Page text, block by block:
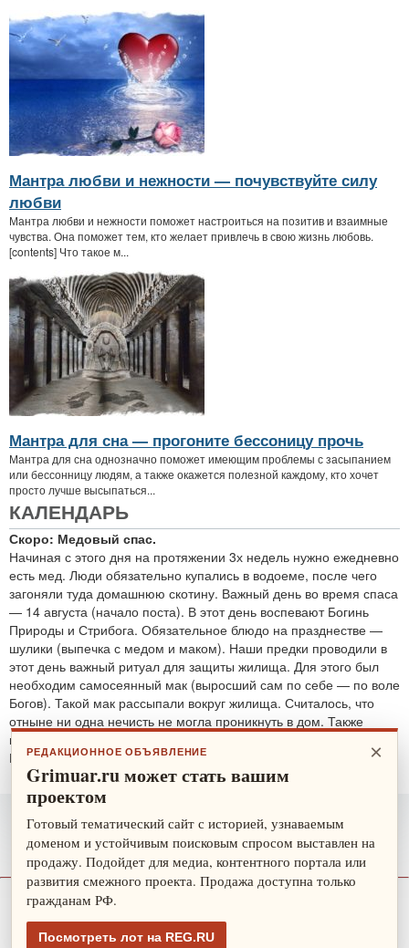
Мантра любви и нежности — почувствуйте силу
любви
Мантра любви и нежности поможет настроиться на позитив и взаимные
чувства. Она поможет тем, кто желает привлечь в свою жизнь любовь.
[contents] Что такое м...
Мантра для сна — прогоните бессоницу прочь
Мантра для сна однозначно поможет имеющим проблемы с засыпанием
или бессонницу людям, а также окажется полезной каждому, кто хочет
просто лучше высыпаться...
КАЛЕНДАРЬ
Скоро: Медовый спас.
Начиная с этого дня на протяжении 3х недель нужно ежедневно
есть мед. Люди обязательно купались в водоеме, после чего
загоняли туда домашнюю скотину. Важный день во время спаса
— 14 августа (начало поста). В этот день воспевают Богинь
Природы и Стрибога. Обязательное блюдо на празднестве —
шулики (выпечка с медом и маком). Наши предки проводили в
этот день важный ритуал для защиты жилища. Для этого был
необходим самосеянный мак (выросший сам по себе — по воле
Богов). Такой мак рассыпали вокруг жилища. Считалось, что
отныне ни одна нечисть не могла проникнуть в дом. Также
проводятся обряды для защиты от злобных духов.
По теме:защитные ритуалы
О нас Рекламодателю
×
РЕДАКЦИОННОЕ ОБЪЯВЛЕНИЕ
Grimuar.ru может стать вашим
проектом
Готовый тематический сайт с историей, узнаваемым
доменом и устойчивым поисковым спросом выставлен на
продажу. Подойдет для медиа, контентного портала или
развития смежного проекта. Продажа доступна только
гражданам РФ.
Посмотреть лот на REG.RU